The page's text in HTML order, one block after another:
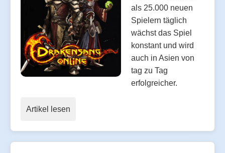
als 25.000 neuen
Spielern täglich
wächst das Spiel
konstant und wird
auch in Asien von
tag zu Tag
erfolgreicher.
Artikel lesen